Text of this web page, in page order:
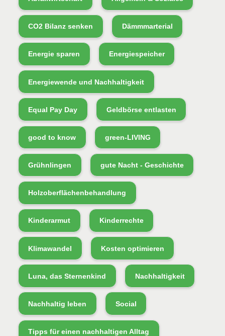
CO2 Bilanz senken Dämmmarterial
Energie sparen Energiespeicher
Energiewende und Nachhaltigkeit
Equal Pay Day Geldbörse entlasten
good to know green-LIVING
Grühnlingen gute Nacht - Geschichte
Holzoberflächenbehandlung
Kinderarmut Kinderrechte
Klimawandel Kosten optimieren
Luna, das Sternenkind Nachhaltigkeit
Nachhaltig leben Social
Tipps für einen nachhaltigen Alltag